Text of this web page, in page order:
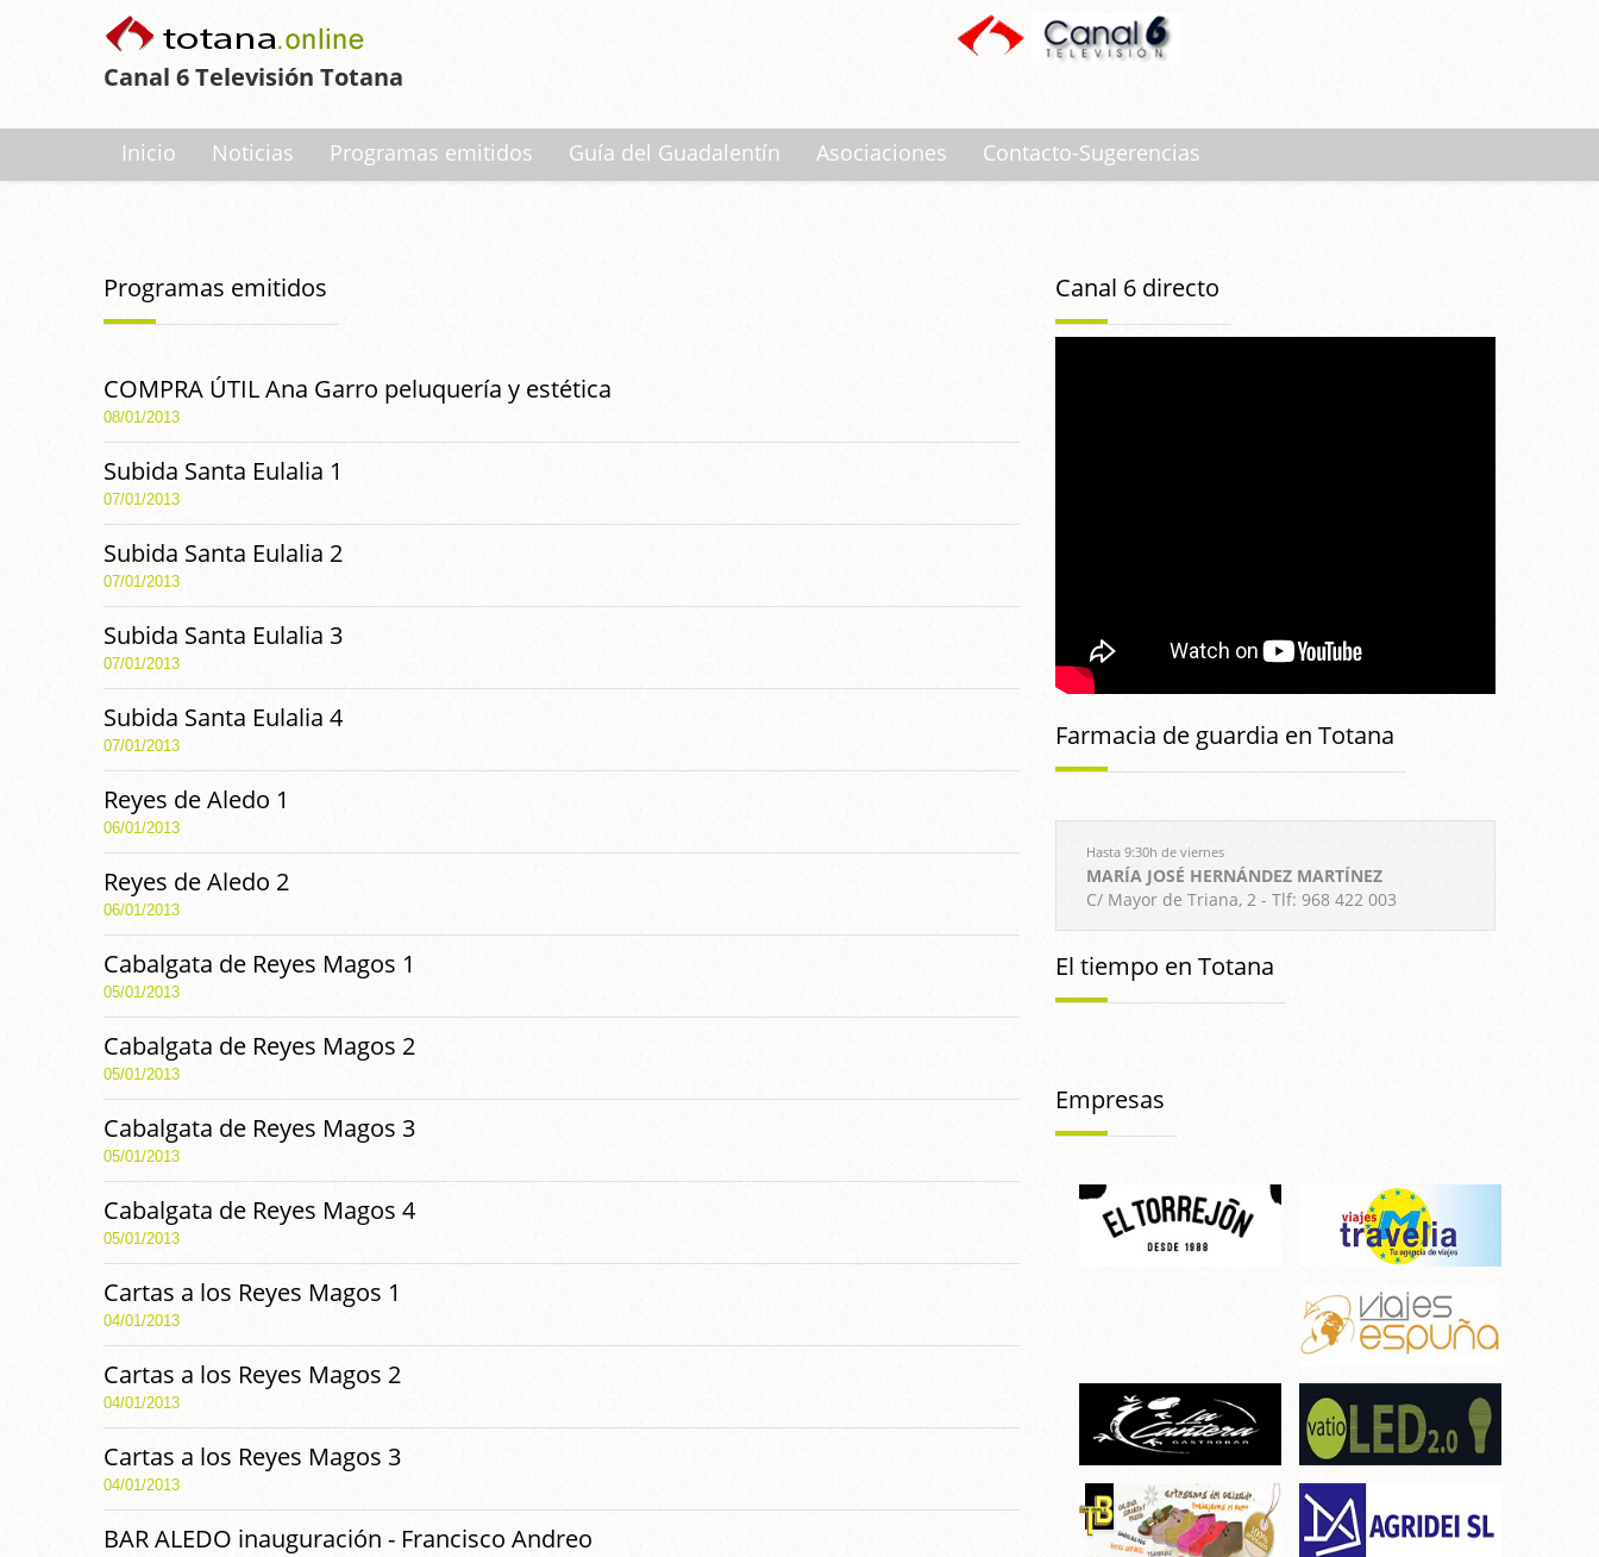
Canal 6 Televisión Totana
Inicio Noticias Programas emitidos Guía del Guadalentín Asociaciones Contacto-Sugerencias
Programas emitidos
COMPRA ÚTIL Ana Garro peluquería y estética
08/01/2013
Subida Santa Eulalia 1
07/01/2013
Subida Santa Eulalia 2
07/01/2013
Subida Santa Eulalia 3
07/01/2013
Subida Santa Eulalia 4
07/01/2013
Reyes de Aledo 1
06/01/2013
Reyes de Aledo 2
06/01/2013
Cabalgata de Reyes Magos 1
05/01/2013
Cabalgata de Reyes Magos 2
05/01/2013
Cabalgata de Reyes Magos 3
05/01/2013
Cabalgata de Reyes Magos 4
05/01/2013
Cartas a los Reyes Magos 1
04/01/2013
Cartas a los Reyes Magos 2
04/01/2013
Cartas a los Reyes Magos 3
04/01/2013
BAR ALEDO inauguración - Francisco Andreo
Canal 6 directo
Farmacia de guardia en Totana
Hasta 9:30h de viernes
MARÍA JOSÉ HERNÁNDEZ MARTÍNEZ
C/ Mayor de Triana, 2 - Tlf: 968 422 003
El tiempo en Totana
Empresas